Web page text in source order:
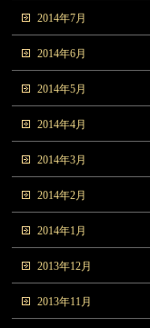
2014年7月
2014年6月
2014年5月
2014年4月
2014年3月
2014年2月
2014年1月
2013年12月
2013年11月